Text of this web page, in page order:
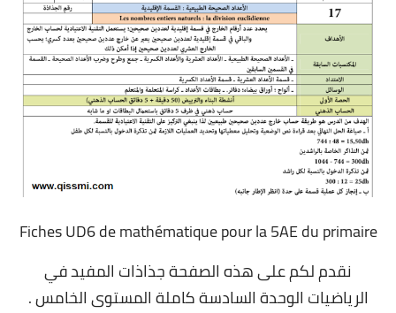
Fiches UD6 de mathématique pour la 5AE du primaire
نقدم لكم على هذه الصفحة جذاذات المفيد في
الرياضيات الوحدة السادسة كاملة المستوى الخامس.